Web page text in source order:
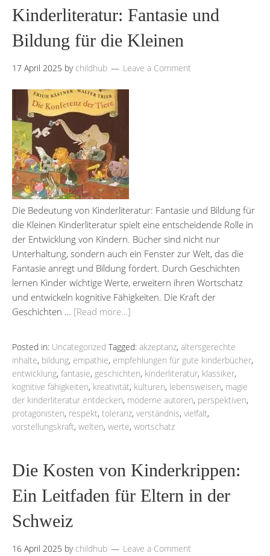
Kinderliteratur: Fantasie und
Bildung für die Kleinen
17 April 2025 by childhub Leave a Comment
Die Bedeutung von Kinderliteratur: Fantasie und Bildung für
die Kleinen Kinderliteratur spielt eine entscheidende Rolle in
der Entwicklung von Kindern. Bücher sind nicht nur
Unterhaltung, sondern auch ein Fenster zur Welt, das die
Fantasie anregt und Bildung fördert. Durch Geschichten
lernen Kinder wichtige Werte, erweitern ihren Wortschatz
und entwickeln kognitive Fähigkeiten. Die Kraft der
Geschichten … [Read more…]
Posted in: Uncategorized Tagged: akzeptanz, altersgerechte
inhalte, bildung, empathie, empfehlungen für gute kinderbücher,
entwicklung, fantasie, geschichten, kinderliteratur, klassiker,
kognitive fähigkeiten, kreativität, kulturen, lebensweisen, magie
der kinderliteratur entdecken, moderne autoren, perspektiven,
protagonisten, respekt, toleranz, verständnis, vielfalt,
vorstellungskraft, welten, werte, wortschatz
Die Kosten von Kinderkrippen:
Ein Leitfaden für Eltern in der
Schweiz
16 April 2025 by childhub Leave a Comment